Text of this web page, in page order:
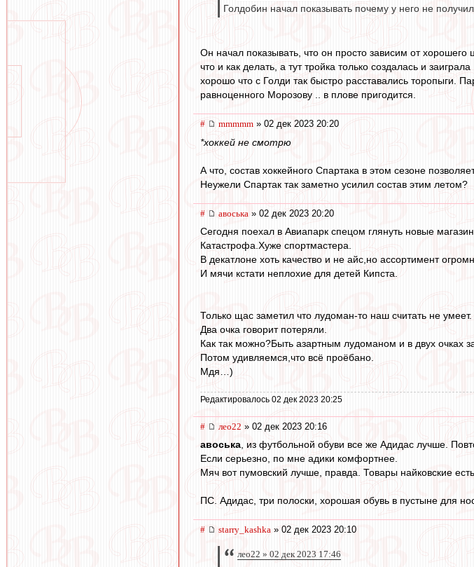
Голдобин начал показывать почему у него не
Он начал показывать, что он просто зависим от
что и как делать, а тут тройка только создалась и
хорошо что с Голди так быстро расставались торопыги.
равноценного Морозову .. в плове пригодится.
# mmmmm » 02 дек 2023 20:20
*хоккей не смотрю
А что, состав хоккейного Спартака в этом сезоне
Неужели Спартак так заметно усилил состав этим летом?
# авоська » 02 дек 2023 20:20
Сегодня поехал в Авиапарк спецом глянуть новые
Катастрофа.Хуже спортмастера.
В декатлоне хоть качество и не айс,но ассортимент
И мячи кстати неплохие для детей Кипста.
Только щас заметил что лудоман-то наш считать не умеет.
Два очка говорит потеряли.
Как так можно?Быть азартным лудоманом и в двух очках
Потом удивляемся,что всё проёбано.
Мдя…)
Редактировалось 02 дек 2023 20:25
# лео22 » 02 дек 2023 20:16
авоська, из футбольной обуви все же Адидас лучше.
Если серьезно, по мне адики комфортнее.
Мяч вот пумовский лучше, правда. Товары найковские
ПС. Адидас, три полоски, хорошая обувь в пустыне для
# starry_kashka » 02 дек 2023 20:10
лео22 » 02 дек 2023 17:46